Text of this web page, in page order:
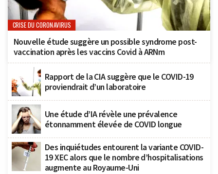
CRISE DU CORONAVIRUS
Nouvelle étude suggère un possible syndrome post-
vaccination après les vaccins Covid à ARNm
Rapport de la CIA suggère que le COVID-19
proviendrait d’un laboratoire
Une étude d’IA révèle une prévalence
étonnamment élevée de COVID longue
Des inquiétudes entourent la variante COVID-
19 XEC alors que le nombre d’hospitalisations
augmente au Royaume-Uni